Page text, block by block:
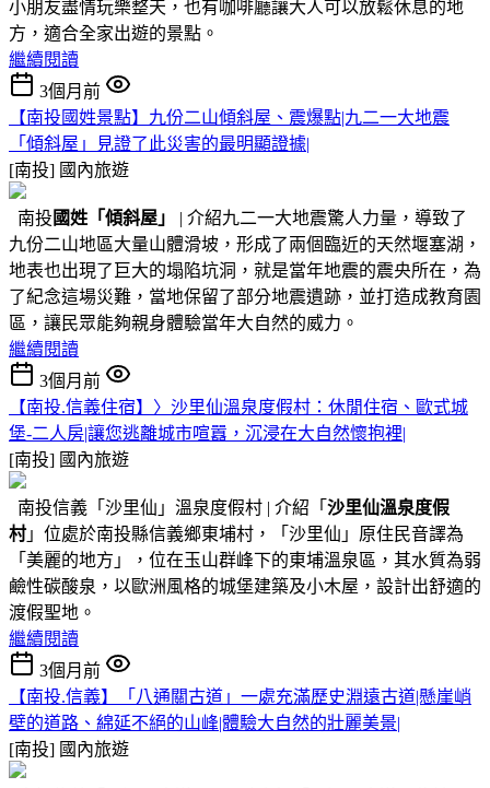
小朋友盡情玩樂整天，也有咖啡廳讓大人可以放鬆休息的地
方，適合全家出遊的景點。
繼續閱讀
3個月前
【南投國姓景點】九份二山傾斜屋、震爆點|九二一大地震
「傾斜屋」見證了此災害的最明顯證據|
[南投] 國內旅遊
南投 國姓 「傾斜屋」
| 介紹九二一大地震驚人力量，導致了
九份二山地區大量山體滑坡，形成了兩個臨近的天然堰塞湖，
地表也出現了巨大的塌陷坑洞，就是當年地震的震央所在，為
了紀念這場災難，當地保留了部分地震遺跡，並打造成教育園
區，讓民眾能夠親身體驗當年大自然的威力。
繼續閱讀
3個月前
【南投.信義住宿】〉沙里仙溫泉度假村：休閒住宿、歐式城
堡-二人房|讓您逃離城市喧囂，沉浸在大自然懷抱裡|
[南投] 國內旅遊
南投信義「沙里仙」溫泉度假村 | 介紹「 沙里仙溫泉度假
村」位處於南投縣信義鄉東埔村，「沙里仙」原住民音譯為
「美麗的地方」，位在玉山群峰下的東埔溫泉區，其水質為弱
鹼性碳酸泉，以歐洲風格的城堡建築及小木屋，設計出舒適的
渡假聖地。
繼續閱讀
3個月前
【南投.信義】「八通關古道」一處充滿歷史淵遠古道|懸崖峭
壁的道路、綿延不絕的山峰|體驗大自然的壯麗美景|
[南投] 國內旅遊